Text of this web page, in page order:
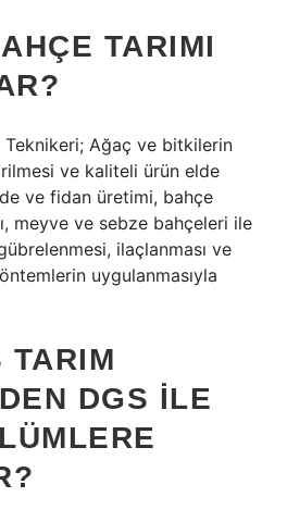
TARIMI
Teknikeri; Ağaç ve bitkilerin
ve kaliteli ürün elde
ve fidan üretimi, bahçe
meyve ve sebze bahçeleri ile
ilaçlanması ve
uygulanmasıyla
TARIM
DGS ILE